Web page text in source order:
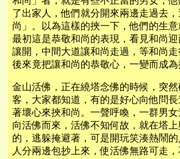
了出家人，他們就分開來兩邊走過去
尚」。以為這樣的挾一下，他們的生意
最初這是恭敬和尚的表現，看見和尚
讓開，中間大道讓和尚走過，等和尚走
後來竟把讓和尚的恭敬心，一變而成為
金山活佛，正在繞塔念佛的時候，突
客，大家都知道，有的是好心向他問
著壞心來挾和尚。一聲呼喚，一群男
向活佛而來，活佛不知何故，就在塔
的，逃躲掩避著，可是開玩笑湊熱鬧
人分兩邊包抄上來，使活佛無路可走